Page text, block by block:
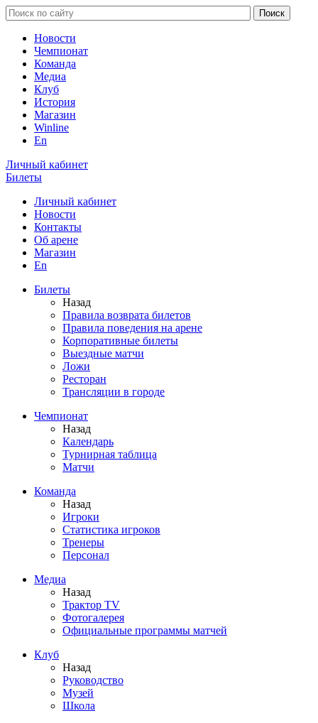
Новости
Чемпионат
Команда
Медиа
Клуб
История
Магазин
Winline
En
Личный кабинет
Билеты
Личный кабинет
Новости
Контакты
Об арене
Магазин
En
Билеты
Назад
Правила возврата билетов
Правила поведения на арене
Корпоративные билеты
Выездные матчи
Ложи
Ресторан
Трансляции в городе
Чемпионат
Назад
Календарь
Турнирная таблица
Матчи
Команда
Назад
Игроки
Статистика игроков
Тренеры
Персонал
Медиа
Назад
Трактор TV
Фотогалерея
Официальные программы матчей
Клуб
Назад
Руководство
Музей
Школа